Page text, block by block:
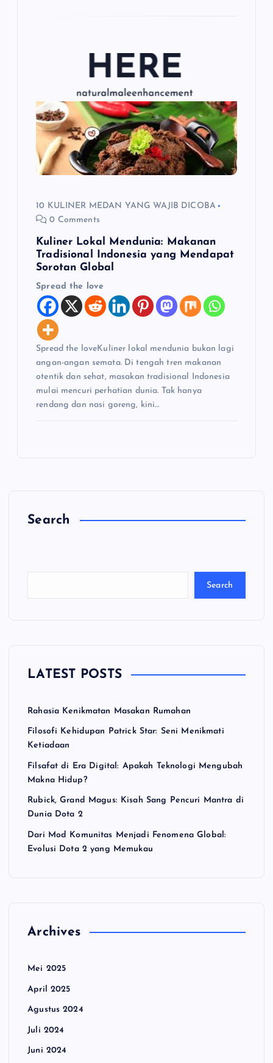
10 KULINER MEDAN YANG WAJIB DICOBA
0 Comments
Kuliner Lokal Mendunia: Makanan
Tradisional Indonesia yang Mendapat
Sorotan Global
Spread the love
Spread the loveKuliner lokal mendunia bukan lagi
angan-angan semata. Di tengah tren makanan
otentik dan sehat, masakan tradisional Indonesia
mulai mencuri perhatian dunia. Tak hanya
rendang dan nasi goreng, kini…
Search
Search
LATEST POSTS
Rahasia Kenikmatan Masakan Rumahan
Filosofi Kehidupan Patrick Star: Seni Menikmati
Ketiadaan
Filsafat di Era Digital: Apakah Teknologi Mengubah
Makna Hidup?
Rubick, Grand Magus: Kisah Sang Pencuri Mantra di
Dunia Dota 2
Dari Mod Komunitas Menjadi Fenomena Global:
Evolusi Dota 2 yang Memukau
Archives
Mei 2025
April 2025
Agustus 2024
Juli 2024
Juni 2024